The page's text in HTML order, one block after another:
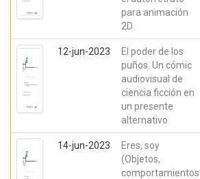
para animación
2D
12-jun-2023
El poder de los
puños. Un cómic
audiovisual de
ciencia ficción en
un presente
alternativo
14-jun-2023
Eres, soy
(Objetos,
comportamientos